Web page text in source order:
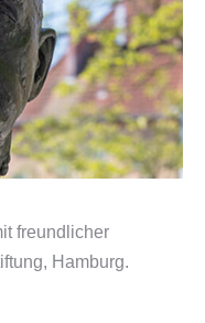
freundlicher
Hamburg.